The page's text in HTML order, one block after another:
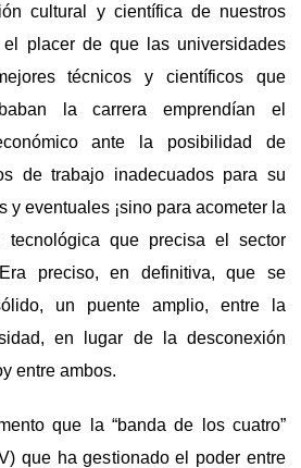
cultural y científica de nuestros
placer de que las universidades
técnicos y científicos que
la carrera emprendían el
ante la posibilidad de
de trabajo inadecuados para su
y eventuales ¡sino para acometer la
tecnológica que precisa el sector
preciso, en definitiva, que se
un puente amplio, entre la
en lugar de la desconexión
entre ambos.
que la “banda de los cuatro”
que ha gestionado el poder entre